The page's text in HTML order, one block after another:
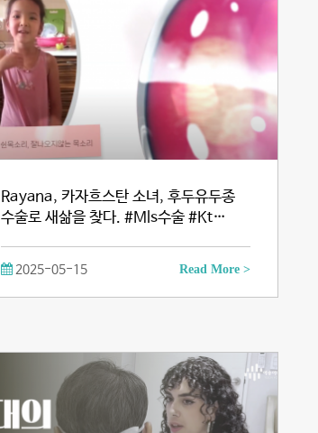
Rayana, 카자흐스탄 소녀, 후두유두종
수술로 새삶을 찾다. #Mls수술 #Kt…
2025-05-15 Read More >